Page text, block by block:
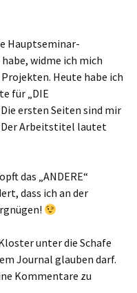
Hauptseminar-
widme ich mich
Heute habe ich
für „DIE
Die ersten Seiten sind mir
Der Arbeitstitel lautet
das „ANDERE“
dass ich an der
unter die Schafe
Journal glauben darf.
Kommentare zu